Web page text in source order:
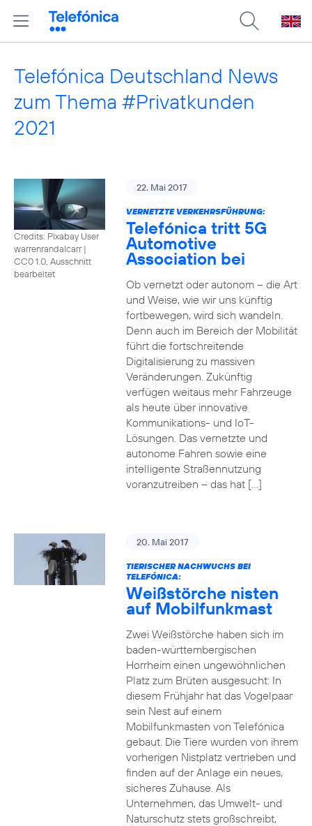
Telefónica Deutschland News
zum Thema #Privatkunden
2021
Credits: Pixabay User
warrenrandalcarr|
CC0 1.0, Ausschnitt
bearbeitet
22. Mai 2017
VERNETZTE VERKEHRSFÜHRUNG:
Telefónica tritt 5G
Automotive
Association bei
Ob vernetzt oder autonom – die Art
und Weise, wie wir uns künftig
fortbewegen, wird sich wandeln.
Denn auch im Bereich der Mobilität
führt die fortschreitende
Digitalisierung zu massiven
Veränderungen. Zukünftig
verfügen weitaus mehr Fahrzeuge
als heute über innovative
Kommunikations- und IoT-
Lösungen. Das vernetzte und
autonome Fahren sowie eine
intelligente Straßennutzung
voranzutreiben – das hat […]
20. Mai 2017
TIERISCHER NACHWUCHS BEI
TELEFÓNICA:
Weißstörche nisten
auf Mobilfunkmast
Zwei Weißstörche haben sich im
baden-württembergischen
Horrheim einen ungewöhnlichen
Platz zum Brüten ausgesucht: In
diesem Frühjahr hat das Vogelpaar
sein Nest auf einem
Mobilfunkmasten von Telefónica
gebaut. Die Tiere wurden von ihrem
vorherigen Nistplatz vertrieben und
finden auf der Anlage ein neues,
sicheres Zuhause. Als
Unternehmen, das Umwelt- und
Naturschutz stets großschreibt,